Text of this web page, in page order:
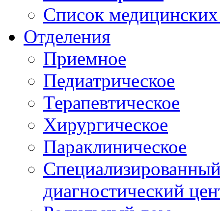
Список медицинских
Отделения
Приемное
Педиатрическое
Терапевтическое
Хирургическое
Параклиническое
диагностический